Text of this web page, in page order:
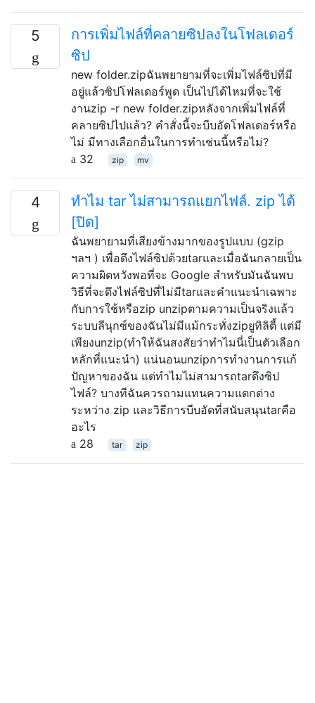
5
การเพิ่มไฟล์ที่คลายซิปลงในโฟลเดอร์
ซิป
new folder.zipฉันพยายามที่จะเพิ่มไฟล์ซิปที่มี
อยู่แล้วซิปโฟลเดอร์พูด เป็นไปได้ไหมที่จะใช้
งานzip -r new folder.zipหลังจากเพิ่มไฟล์ที่
คลายซิปไปแล้ว? คำสั่งนี้จะบีบอัดโฟลเดอร์หรือ
ไม่ มีทางเลือกอื่นในการทำเช่นนี้หรือไม่?
32
zip mv
4
ทำไม tar ไม่สามารถแยกไฟล์. zip ได้
[ปิด]
ฉันพยายามที่เสียงข้างมากของรูปแบบ (gzip
ฯลฯ ) เพื่อดึงไฟล์ซิปด้วยtarและเมื่อฉันกลายเป็น
ความผิดหวังพอที่จะ Google สำหรับมันฉันพบ
วิธีที่จะดึงไฟล์ซิปที่ไม่มีtarและคำแนะนำเฉพาะ
กับการใช้หรือzip unzipตามความเป็นจริงแล้ว
ระบบลีนุกซ์ของฉันไม่มีแม้กระทั่งzipยูทิลิตี้ แต่มี
เพียงunzip(ทำให้ฉันสงสัยว่าทำไมนี่เป็นตัวเลือก
หลักที่แนะนำ) แน่นอนunzipการทำงานการแก้
ปัญหาของฉัน แต่ทำไมไม่สามารถtarดึงซิป
ไฟล์? บางทีฉันควรถามแทนความแตกต่าง
ระหว่าง zip และวิธีการบีบอัดที่สนับสนุนtarคือ
อะไร
28
tar zip